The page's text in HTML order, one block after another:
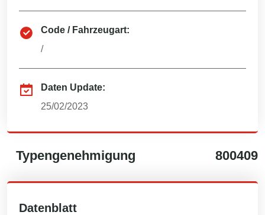
Code / Fahrzeugart:
/
Daten Update:
25/02/2023
Typengenehmigung 800409
Datenblatt